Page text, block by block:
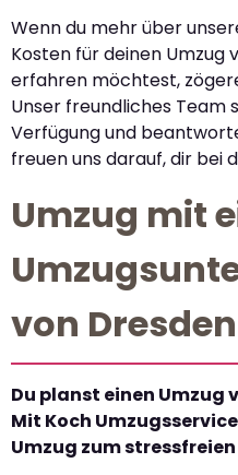
Wenn du mehr über
Kosten für deinen Umzug
erfahren möchtest,
Unser freundliches Team
Verfügung und
freuen uns darauf, dir bei
Umzug mit
von
Du planst einen Umzug
Mit Koch
Umzug zum